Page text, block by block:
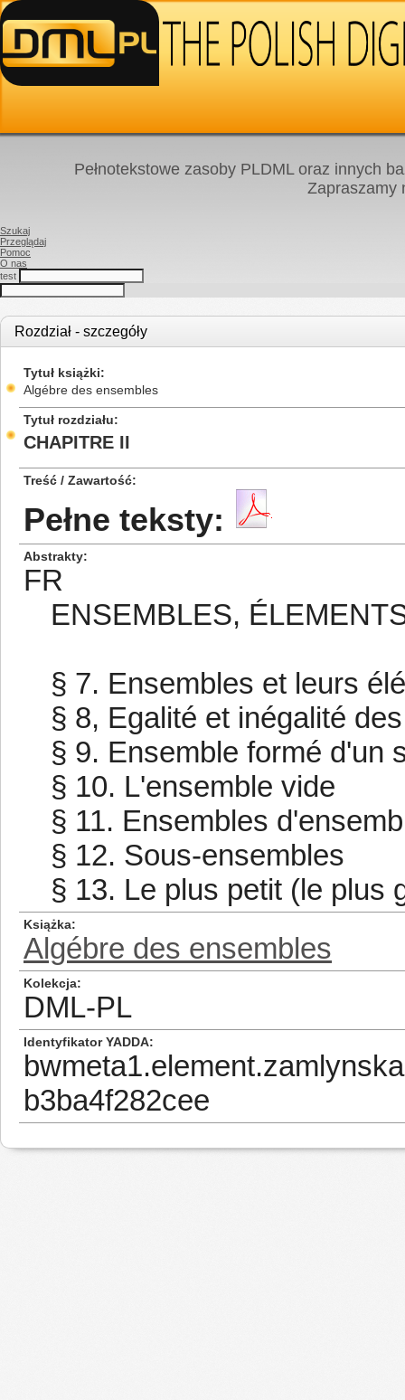
Pełnotekstowe zasoby PLDML oraz innych
Zapraszamy
Szukaj
Przeglądaj
Pomoc
O nas
test
Rozdział - szczegóły
Tytuł książki
Algébre des ensembles
Tytuł rozdziału
CHAPITRE II
Treść / Zawartość
Pełne teksty:
Abstrakty
FR
ENSEMBLES,
§ 7. Ensembles et leurs
§ 8, Egalité et inégalité
§ 9. Ensemble formé d'un
§ 10. L'ensemble vide
§ 11. Ensembles
§ 12. Sous-ensembles
§ 13. Le plus petit (le plus
Książka
Algébre des ensembles
Kolekcja
DML-PL
Identyfikator YADDA
b3ba4f282cee